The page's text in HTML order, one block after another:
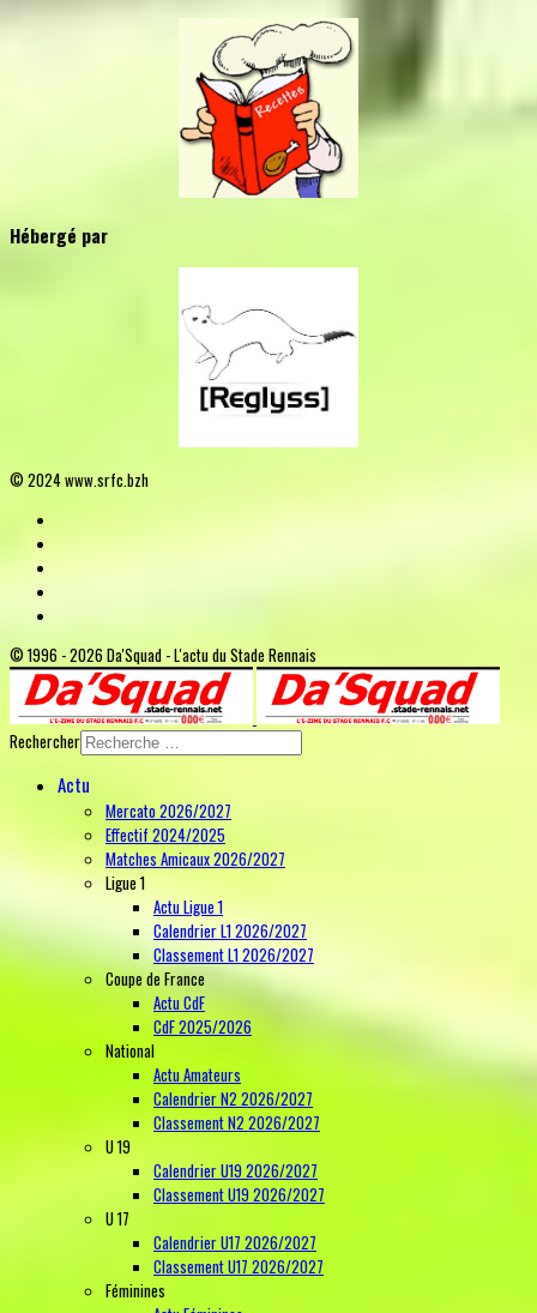
Hébergé par
© 2024 www.srfc.bzh
© 1996 - 2026 Da'Squad - L'actu du Stade Rennais
Rechercher
Actu
Mercato 2026/2027
Effectif 2024/2025
Matches Amicaux 2026/2027
Ligue 1
Actu Ligue 1
Calendrier L1 2026/2027
Classement L1 2026/2027
Coupe de France
Actu CdF
CdF 2025/2026
National
Actu Amateurs
Calendrier N2 2026/2027
Classement N2 2026/2027
U 19
Calendrier U19 2026/2027
Classement U19 2026/2027
U 17
Calendrier U17 2026/2027
Classement U17 2026/2027
Féminines